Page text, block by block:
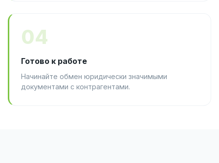
04
Готово к работе
Начинайте обмен юридически значимыми
документами с контрагентами.